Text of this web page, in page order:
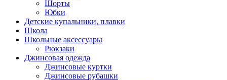
Шорты
Юбки
Детские купальники, плавки
Школа
Школьные аксессуары
Рюкзаки
Джинсовая одежда
Джинсовые куртки
Джинсовые рубашки